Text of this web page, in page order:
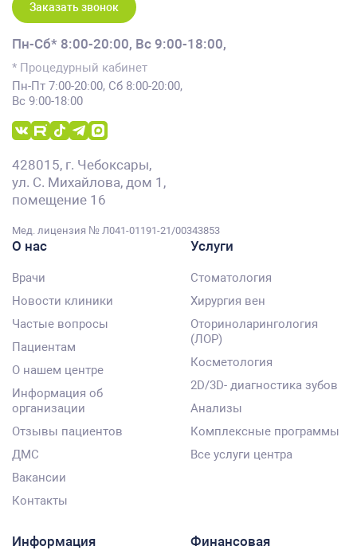
Заказать звонок
Пн-Сб* 8:00-20:00, Вс 9:00-18:00,
* Процедурный кабинет
Пн-Пт 7:00-20:00, Сб 8:00-20:00,
Вс 9:00-18:00
428015, г. Чебоксары,
ул. С. Михайлова, дом 1,
помещение 16
Мед. лицензия № Л041-01191-21/00343853
О нас
Врачи
Новости клиники
Частые вопросы
Пациентам
О нашем центре
Информация об
организации
Отзывы пациентов
ДМС
Вакансии
Контакты
Услуги
Стоматология
Хирургия вен
Оториноларингология
(ЛОР)
Косметология
2D/3D- диагностика зубов
Анализы
Комплексные программы
Все услуги центра
Информация
Финансовая